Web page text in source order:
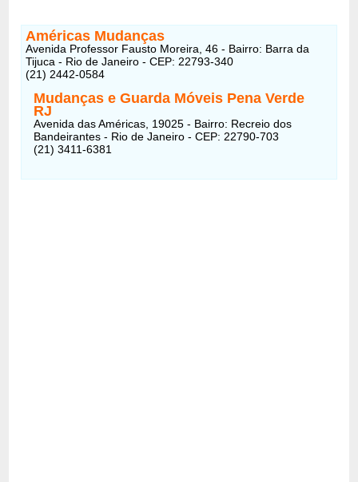
Américas Mudanças
Avenida Professor Fausto Moreira, 46 - Bairro: Barra da
Tijuca - Rio de Janeiro - CEP: 22793-340
(21) 2442-0584
Mudanças e Guarda Móveis Pena Verde
RJ
Avenida das Américas, 19025 - Bairro: Recreio dos
Bandeirantes - Rio de Janeiro - CEP: 22790-703
(21) 3411-6381